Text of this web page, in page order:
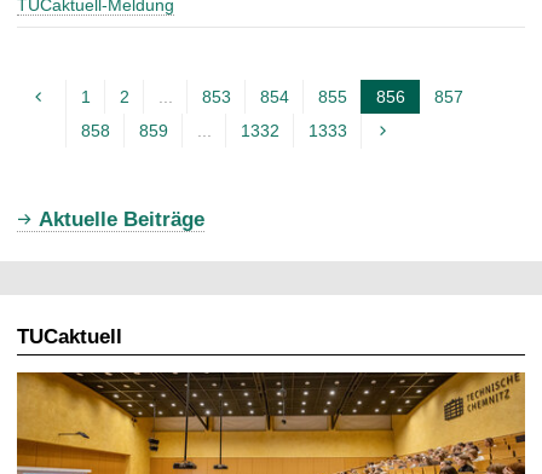
TUCaktuell-Meldung
1 2 ... 853 854 855 856A
l
l
e
i
t
857
858
859 ... 1332 1333
Aktuelle Beiträge
TUCaktuell